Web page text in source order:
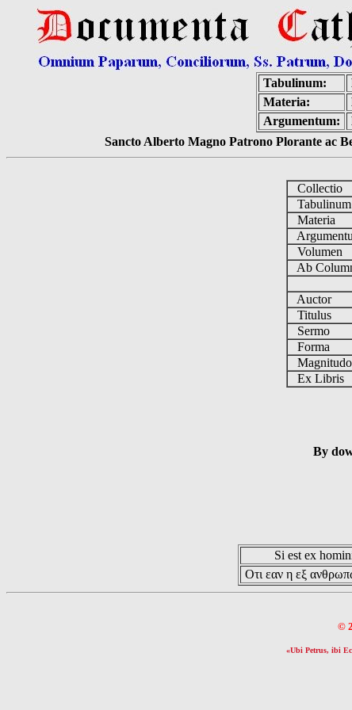
Tabulinum:
Materia:
Argumentum:
Sancto Alberto Magno Patrono Plorante ac
Collectio
Tabulinum
Materia
Volumen
Ab
Auctor
Titulus
Sermo
Forma
Magnitudo
Ex Libris
By
Si est ex
Οτι εαν η εξ
©
«Ubi Petrus, ibi